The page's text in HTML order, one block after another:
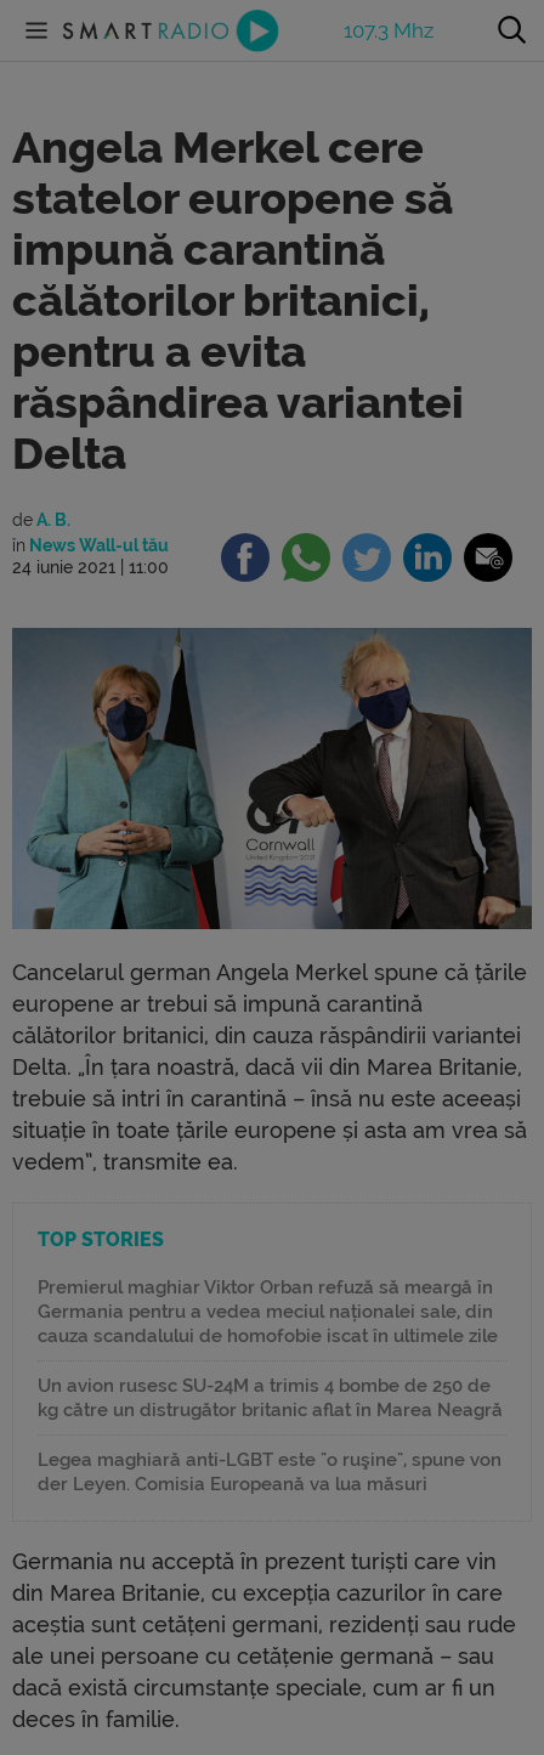
107.3 Mhz
Angela Merkel cere
statelor europene să
impună carantină
călătorilor britanici,
pentru a evita
răspândirea variantei
Delta
deA. B.
în News Wall-ul tău
24 iunie 2021 | 11:00
Cancelarul german Angela Merkel spune că țările
europene ar trebui să impună carantină
călătorilor britanici, din cauza răspândirii variantei
Delta. „În țara noastră, dacă vii din Marea Britanie,
trebuie să intri în carantină – însă nu este aceeași
situație în toate țările europene și asta am vrea să
vedem”, transmite ea.
TOP STORIES
Premierul maghiar Viktor Orban refuză să meargă în
Germania pentru a vedea meciul naționalei sale, din
cauza scandalului de homofobie iscat în ultimele zile
Un avion rusesc SU-24M a trimis 4 bombe de 250 de
kg către un distrugător britanic aflat în Marea Neagră
Legea maghiară anti-LGBT este "o ruşine", spune von
der Leyen. Comisia Europeană va lua măsuri
Germania nu acceptă în prezent turiști care vin
din Marea Britanie, cu excepția cazurilor în care
aceștia sunt cetățeni germani, rezidenți sau rude
ale unei persoane cu cetățenie germană – sau
dacă există circumstanțe speciale, cum ar fi un
deces în familie.